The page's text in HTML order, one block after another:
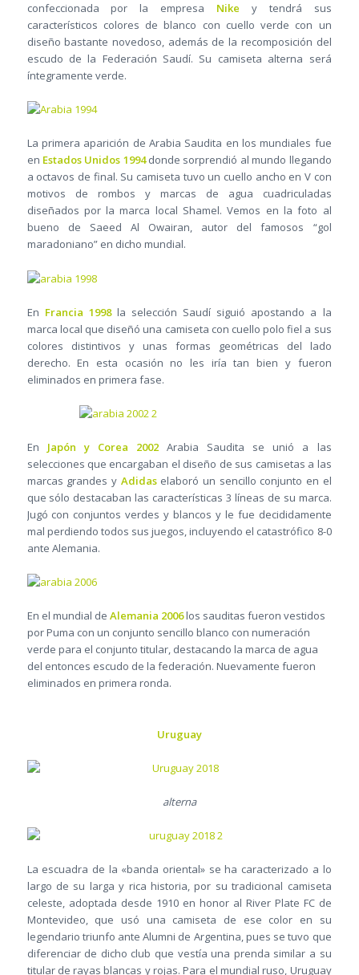
confeccionada por la empresa Nike y tendrá sus
característicos colores de blanco con cuello verde con un
diseño bastante novedoso, además de la recomposición del
escudo de la Federación Saudí. Su camiseta alterna será
íntegramente verde.
La primera aparición de Arabia Saudita en los mundiales fue
en Estados Unidos 1994donde sorprendió al mundo llegando
a octavos de final. Su camiseta tuvo un cuello ancho en V con
motivos de rombos y marcas de agua cuadriculadas
diseñados por la marca local Shamel. Vemos en la foto al
bueno de Saeed Al Owairan, autor del famosos “gol
maradoniano” en dicho mundial.
En Francia 1998la selección Saudí siguió apostando a la
marca local que diseñó una camiseta con cuello polo fiel a sus
colores distintivos y unas formas geométricas del lado
derecho. En esta ocasión no les iría tan bien y fueron
eliminados en primera fase.
En Japón y Corea 2002Arabia Saudita se unió a las
selecciones que encargaban el diseño de sus camisetas a las
marcas grandes y Adidaselaboró un sencillo conjunto en el
que sólo destacaban las características 3 líneas de su marca.
Jugó con conjuntos verdes y blancos y le fue decididamente
mal perdiendo todos sus juegos, incluyendo el catastrófico 8-0
ante Alemania.
En el mundial de Alemania 2006los sauditas fueron vestidos
por Puma con un conjunto sencillo blanco con numeración
verde para el conjunto titular, destacando la marca de agua
del entonces escudo de la federación. Nuevamente fueron
eliminados en primera ronda.
Uruguay
alterna
La escuadra de la «banda oriental» se ha caracterizado a lo
largo de su larga y rica historia, por su tradicional camiseta
celeste, adoptada desde 1910 en honor al River Plate FC de
Montevideo, que usó una camiseta de ese color en su
legendario triunfo ante Alumni de Argentina, pues se tuvo que
diferenciar de dicho club que vestía una prenda similar a su
titular de rayas blancas y rojas. Para el mundial ruso, Uruguay